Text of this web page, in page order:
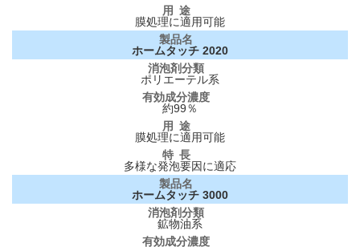
膜処理に適用可能
ホームタッチ 2020
ポリエーテル系
約99％
膜処理に適用可能
多様な発泡要因に適応
ホームタッチ 3000
鉱物油系